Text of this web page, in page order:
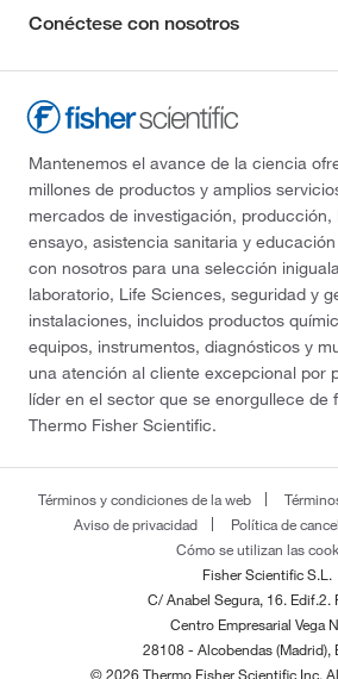
Conéctese con nosotros
Mantenemos el avance de la ciencia
millones de productos y amplios
mercados de investigación, producción,
ensayo, asistencia sanitaria y
con nosotros para una selección
laboratorio, Life Sciences, seguridad y
instalaciones, incluidos productos
equipos, instrumentos, diagnósticos y
una atención al cliente excepcional por
líder en el sector que se enorgullece de
Thermo Fisher Scientific.
Términos y condiciones de la web
Aviso de privacidad
Política de
Cómo se utilizan las
Fisher Scientific S.L.
C/ Anabel Segura, 16. Edif.2.
Centro Empresarial Vega
28108 - Alcobendas (Madrid),
© 2026 Thermo Fisher Scientific Inc.